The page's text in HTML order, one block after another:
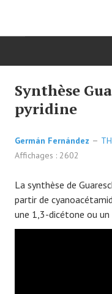
CHIMIE ORGANIQUE
ORGANIQUE AVANCÉ
LA SYNTHÈSE
Synthèse
pyridine
Germán Fernández
Affichages : 2602
La synthèse de
partir de
une 1,3-dicétone ou